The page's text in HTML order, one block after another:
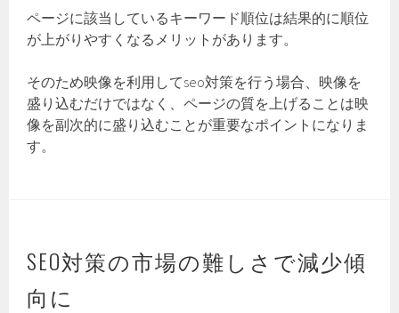
ページに該当しているキーワード順位は結果的に順位
が上がりやすくなるメリットがあります。
そのため映像を利用してseo対策を行う場合、映像を
盛り込むだけではなく、ページの質を上げることは映
像を副次的に盛り込むことが重要なポイントになりま
す。
SEO対策の市場の難しさで減少傾
向に